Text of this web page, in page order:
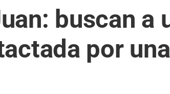
buscan a
por